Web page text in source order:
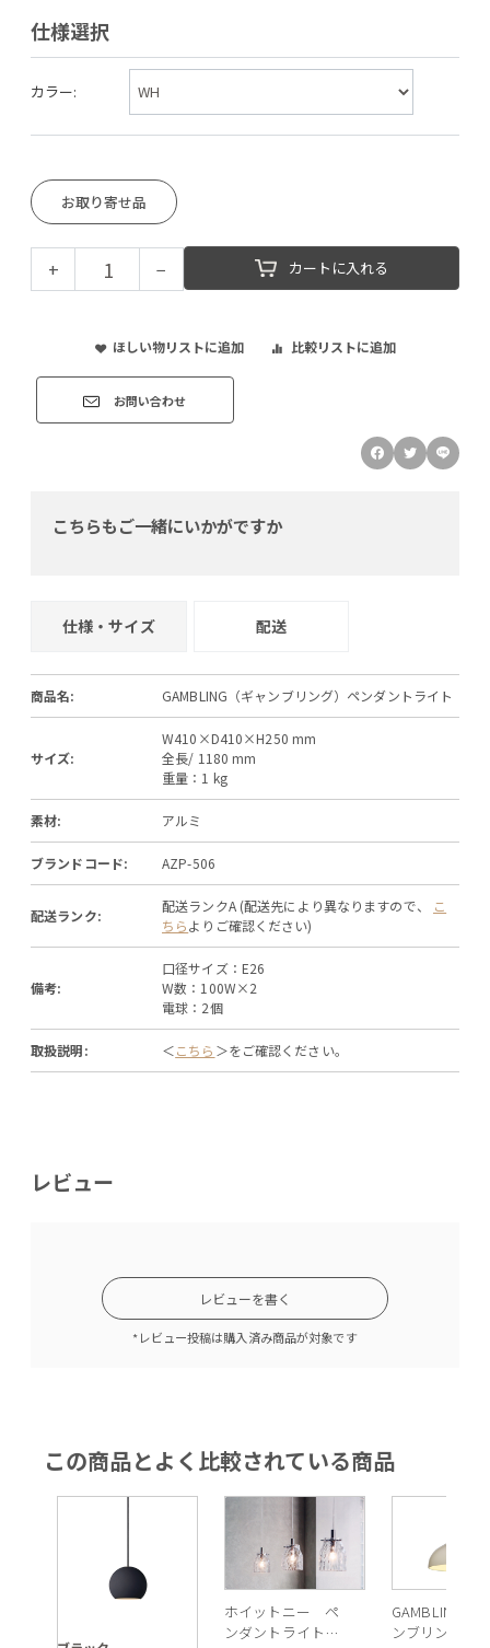
仕様選択
カラー:
お取り寄せ品
+ − カートに入れる
ほしい物リストに追加 比較リストに追加
お問い合わせ
こちらもご一緒にいかがですか
仕様・サイズ 配送
商品名: GAMBLING（ギャンブリング）ペンダントライト
サイズ:
W410×D410×H250 mm
全長/ 1180 mm
重量：1 kg
素材: アルミ
ブランドコード: AZP-506
配送ランク:
配送ランクA (配送先により異なりますので、
こ
ちらよりご確認ください)
備考:
口径サイズ：E26
W数：100W×2
電球：2個
取扱説明: ＜こちら ＞をご確認ください。
レビュー
レビューを書く
*レビュー投稿は購入済み商品が対象です
この商品とよく比較されている商品
ホイットニー ペ
ンダントライト
GAMBLING（
ンブリング）